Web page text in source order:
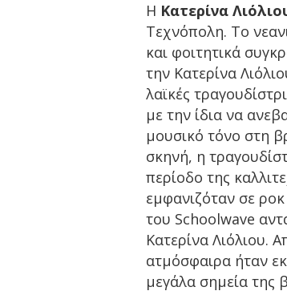
Η Κατερίνα
Τεχνόπολη. Το
και φοιτητικά
την Κατερίνα
λαϊκές
με την ίδια να
μουσικό τόνο στη
σκηνή, η
περίοδο της
εμφανιζόταν σε
του Schoolwave
Κατερίνα Λιόλιου.
ατμόσφαιρα ήταν
μεγάλα σημεία της